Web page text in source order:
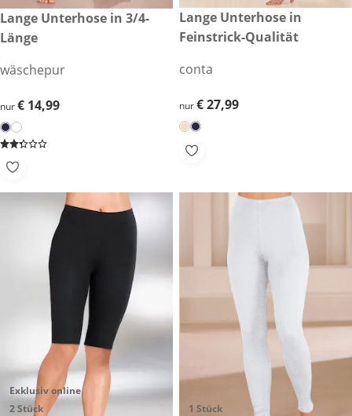
€ 14,99
Lange Unterhose in 3/4-
Länge
wäschepur
€ 14,99
nur€ 14,99
€ 27,99
Lange Unterhose in
Feinstrick-Qualität
conta
€ 27,99
nur€ 27,99
Exklusiv online
2 Stück
1 Stück